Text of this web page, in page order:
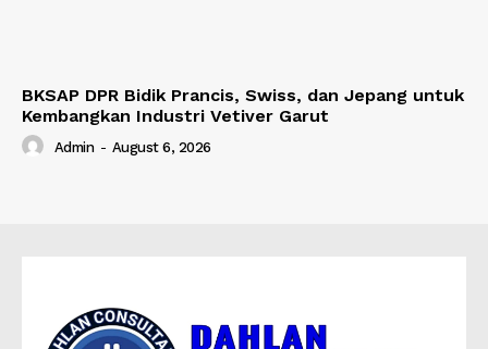
BKSAP DPR Bidik Prancis, Swiss, dan Jepang untuk
Kembangkan Industri Vetiver Garut
Admin - August 6, 2026